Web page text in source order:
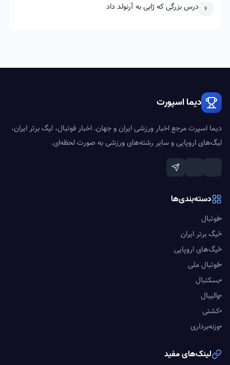
6 درس بزرگی که ژابی به آرنولد داد
دیما اسپورت
دیما اسپرت مرجع اخبار ورزشی ایران و جهان. اخبار فوتبال، لیگ برتر ایران،
لیگ‌های اروپایی و سایر رشته‌های ورزشی به صورت لحظه‌ای.
دسته‌بندی‌ها
فوتبال
لیگ برتر ایران
لیگ‌های اروپایی
فوتبال ملی
بسکتبال
والیبال
کشتی
وزنه‌برداری
لینک‌های مفید